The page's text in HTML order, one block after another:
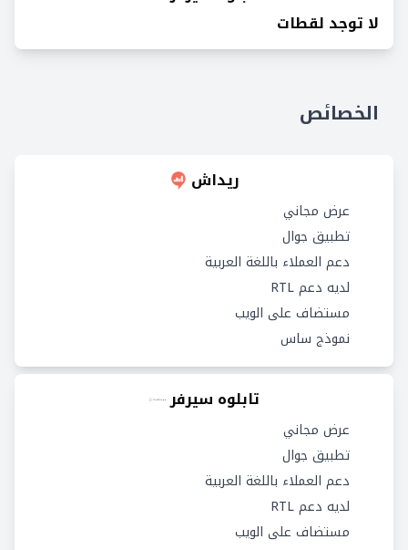
لا توجد لقطات
الخصائص
ريداش
عرض مجاني
تطبيق جوال
دعم العملاء باللغة العربية
لديه دعم RTL
مستضاف على الويب
نموذج ساس
تابلوه سيرفر
عرض مجاني
تطبيق جوال
دعم العملاء باللغة العربية
لديه دعم RTL
مستضاف على الويب